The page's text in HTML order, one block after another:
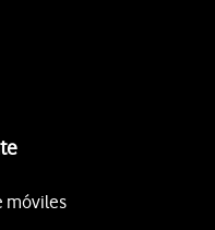
móviles